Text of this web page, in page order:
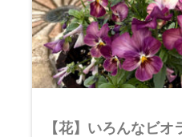
【花】いろんなビ